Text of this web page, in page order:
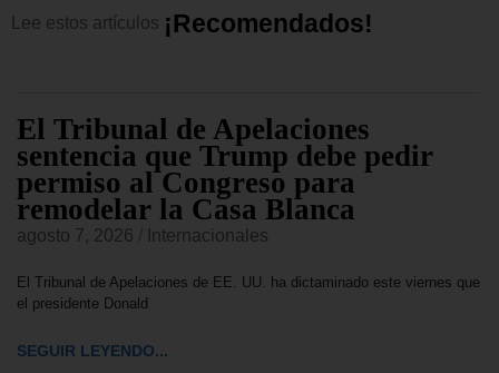
Lee estos artículos ¡Recomendados!
El Tribunal de Apelaciones
sentencia que Trump debe pedir
permiso al Congreso para
remodelar la Casa Blanca
agosto 7, 2026 Internacionales
El Tribunal de Apelaciones de EE. UU. ha dictaminado este viernes que
el presidente Donald
SEGUIR LEYENDO...